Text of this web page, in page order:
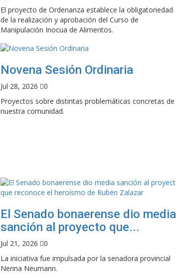
El proyecto de Ordenanza establece la obligatoriedad
de la realización y aprobación del Curso de
Manipulación Inocua de Alimentos.
Novena Sesión Ordinaria
Jul 28, 2026
0
Proyectos sobre distintas problemáticas concretas de
nuestra comunidad.
El Senado bonaerense dio media
sanción al proyecto que...
Jul 21, 2026
0
La iniciativa fue impulsada por la senadora provincial
Nerina Neumann.